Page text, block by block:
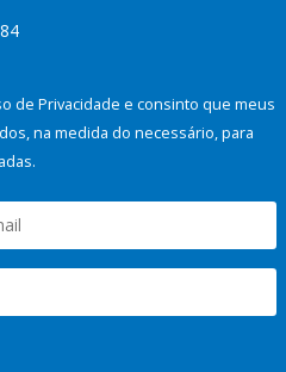
de Privacidade e consinto que meus
na medida do necessário, para